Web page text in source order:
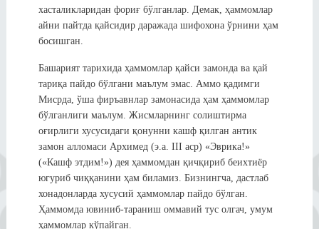
хасталикларидан фориғ бўлганлар. Демак, ҳаммомлар
айни пайтда қайсидир даражада шифохона ўрнини ҳам
босишган.
Башарият тарихида ҳаммомлар қайси замонда ва қай
тариқа пайдо бўлгани маълум эмас. Аммо қадимги
Мисрда, ўша фиръавнлар замонасида ҳам ҳаммомлар
бўлганлиги маълум. Жисмларнинг солиштирма
оғирлиги хусусидаги қонунни кашф қилган антик
замон алломаси Архимед (э.а. III аср) «Эврика!»
(«Кашф этдим!») дея ҳаммомдан қичқириб беихтиёр
югуриб чиққанини ҳам биламиз. Бизнингча, дастлаб
хонадонларда хусусий ҳаммомлар пайдо бўлган.
Ҳаммомда ювиниб-тараниш оммавий тус олгач, умум
ҳаммомлар кўпайган.